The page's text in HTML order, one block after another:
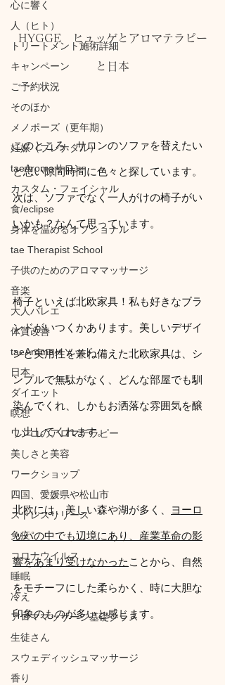
心に響く
人（ヒト）
トリートメント施術詳細
キャンペーン
ご予約状況
そのほか
メノポーズ（更年期）
妊娠（プレナタル）
taeAromaサロン
カスタム・フェイシャル
食/eclipse
身体を温めるオプショナル
tae Therapist School
子供のためのアロママッサージ
音楽
大人バレエ
体質改善
taeAromaメソッド
日本
ダイエット
瞑想
ワンコのアロマテラピー
美しさと美容
ワークショップ
四国、愛媛県や松山市
ストレスリリース
免疫
コロナウイルス
睡眠
冷え
アロママッサージ基礎クラス
生徒さん
スウェディッシュマッサージ
香り
HYGGE　ヒュッゲとアロマテラピー
と日本
このところ、サロンのソファを替えたい
と思い隙間時間に色々と探しています。
次は、ソファでなく一人がけの椅子がい
いかも？なんて思っています。
椅子といえば北欧家具！私も好きなブラ
ンドがいつくかあります。美しいデザイ
ンと実用性を兼ね備えた北欧家具は、シ
ンプルで無駄がなく、どんな部屋でも馴
染んでくれ、しかもお洒落な雰囲気を醸
し出してくれます。
北欧には、美しい森や湖が多く、 ヨーロ
ッパの中でも辺境にあり、産業革命の影
響をあまり受けなかった ことから、自然
をモチーフにした柔らかく、時に大胆な
印象のものが多いと感じます。